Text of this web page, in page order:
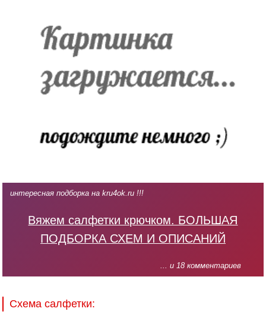
интересная подборка на kru4ok.ru !!!
Вяжем салфетки крючком. БОЛЬШАЯ
ПОДБОРКА СХЕМ И ОПИСАНИЙ
... и 18 комментариев
Схема салфетки: